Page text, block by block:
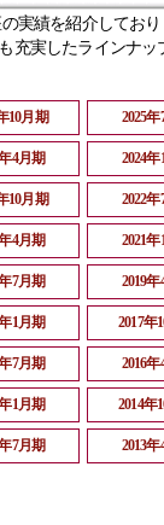
実績を紹介してお
充実したラインナッ
10月期 2025
4月期 2024
10月期 2022
4月期 2021
7月期 2019
1月期 2017年
7月期 2016
1月期 2014年
7月期 2013